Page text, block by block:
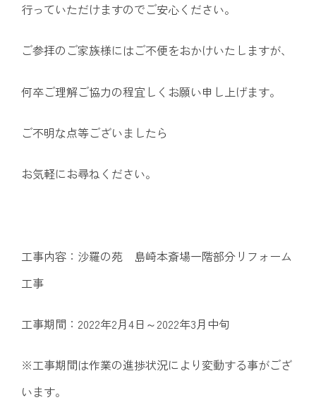
行っていただけますのでご安心ください。
ご参拝のご家族様にはご不便をおかけいたしますが、
何卒ご理解ご協力の程宜しくお願い申し上げます。
ご不明な点等ございましたら
お気軽にお尋ねください。
工事内容：沙羅の苑 島崎本斎場一階部分リフォーム
工事
工事期間：2022年2月4日～2022年3月中旬
※工事期間は作業の進捗状況により変動する事がござ
います。